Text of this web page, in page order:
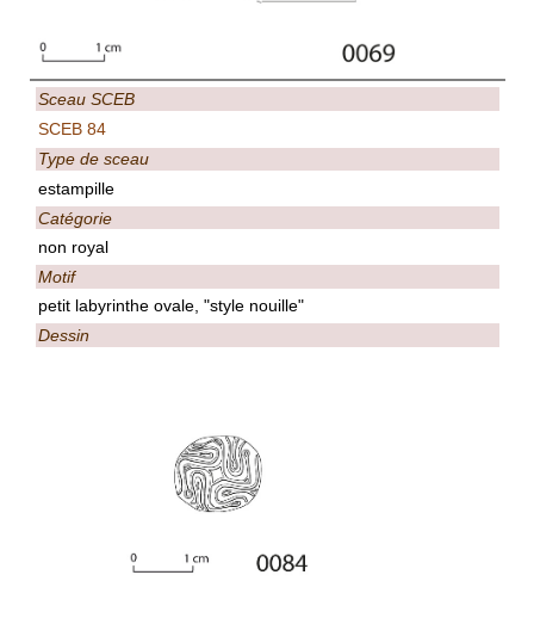
Sceau SCEB
SCEB 84
Type de sceau
estampille
Catégorie
non royal
Motif
petit labyrinthe ovale, "style nouille"
Dessin